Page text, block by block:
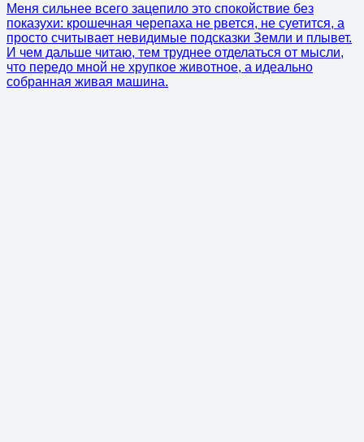
Меня сильнее всего зацепило это спокойствие без
показухи: крошечная черепаха не рвется, не суетится, а
просто считывает невидимые подсказки Земли и плывет.
И чем дальше читаю, тем труднее отделаться от мысли,
что передо мной не хрупкое животное, а идеально
собранная живая машина.